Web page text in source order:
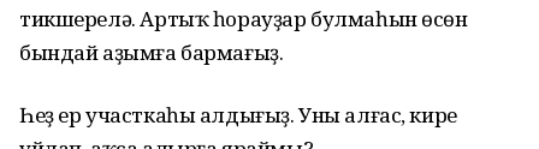
тикшерелә. Артыҡ һорауҙар булмаһын өсөн
бындай аҙымға бармағыҙ.
Һеҙ ер участкаһы алдығыҙ. Уны алғас, кире